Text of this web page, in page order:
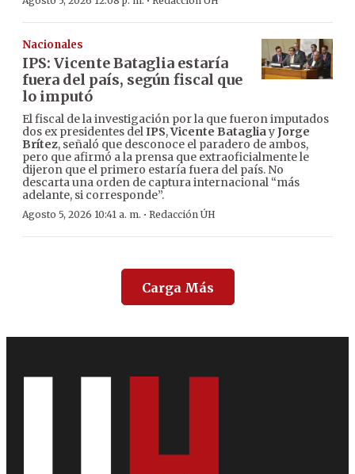
Nacionales
IPS: Vicente Bataglia estaría
fuera del país, según fiscal que
lo imputó
El fiscal de la investigación por la que fueron imputados
dos ex presidentes delIPS,Vicente BatagliayJorge
Brítez, señaló que desconoce el paradero de ambos,
pero que afirmó a la prensa que extraoficialmente le
dijeron que el primero estaría fuera del país. No
descarta una orden de captura internacional “más
adelante, si corresponde”.
Agosto 5, 2026 10:41 a. m. · Redacción ÚH
Carga Más